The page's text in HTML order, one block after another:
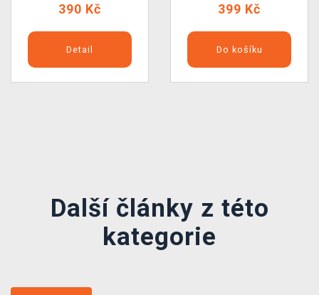
390 Kč
Detail
399 Kč
Do košíku
Další články z této
kategorie